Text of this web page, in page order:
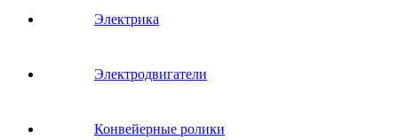
Электрика
Электродвигатели
Конвейерные ролики